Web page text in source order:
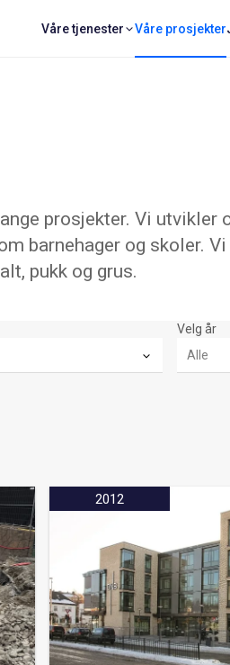
Våre tjenester Våre prosjekter
prosjekter. Vi
barnehager og skoler.
pukk og grus.
Velg år
2012